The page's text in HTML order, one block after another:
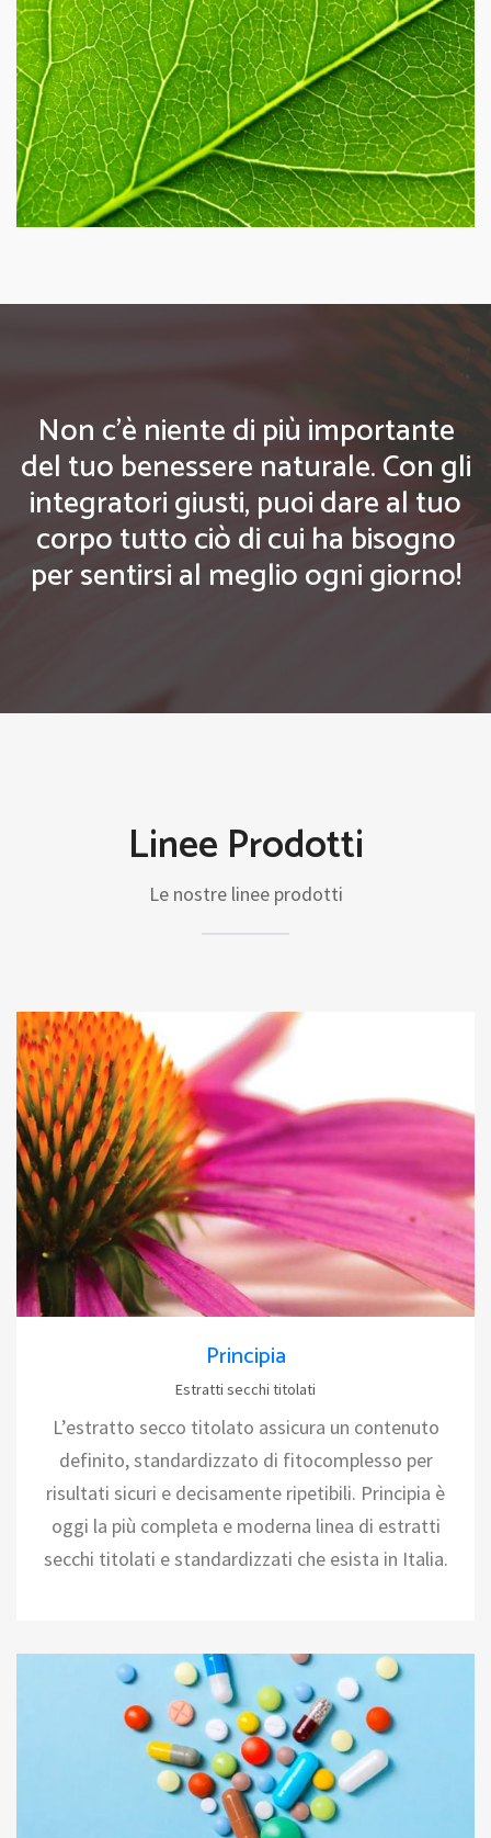
Non c'è niente di più importante
del tuo benessere naturale. Con gli
integratori giusti, puoi dare al tuo
corpo tutto ciò di cui ha bisogno
per sentirsi al meglio ogni giorno!
Linee Prodotti
Le nostre linee prodotti
Principia
Estratti secchi titolati
L’estratto secco titolato assicura un contenuto
definito, standardizzato di fitocomplesso per
risultati sicuri e decisamente ripetibili. Principia è
oggi la più completa e moderna linea di estratti
secchi titolati e standardizzati che esista in Italia.